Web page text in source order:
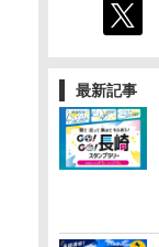
最新記事